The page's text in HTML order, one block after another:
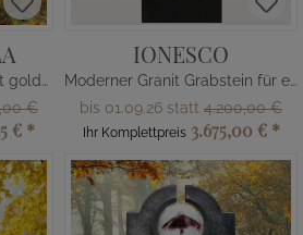
Granit Einzelgrabstein mit goldener Kugel
€
€ *
IONESCO
Moderner Granit Grabstein für ein Urnengrab mit Bronze Kreuz
bis 01.09.26 statt 4.200,00 €
Ihr Komplettpreis 3.675,00 € *